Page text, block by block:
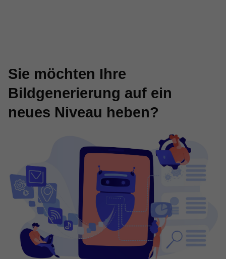
Sie möchten Ihre
Bildgenerierung auf ein
neues Niveau heben?